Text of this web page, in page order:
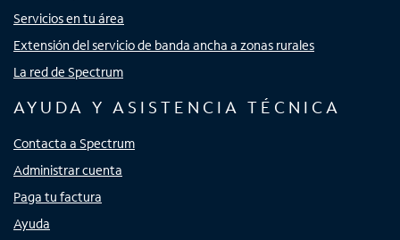
Servicios en tu área
Extensión del servicio de banda ancha a zonas rurales
La red de Spectrum
AYUDA Y ASISTENCIA TÉCNICA
Contacta a Spectrum
Administrar cuenta
Paga tu factura
Ayuda